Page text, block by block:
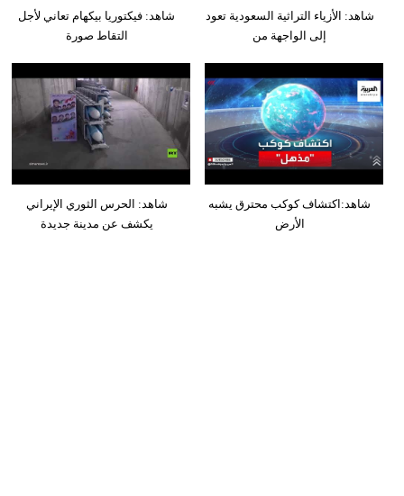
شاهد: فيكتوريا بيكهام تعاني لأجل
التقاط صورة
شاهد: الأزياء التراثية السعودية تعود
إلى الواجهة من
شاهد: الحرس الثوري الإيراني
يكشف عن مدينة جديدة
شاهد:اكتشاف كوكب محترق يشبه
الأرض